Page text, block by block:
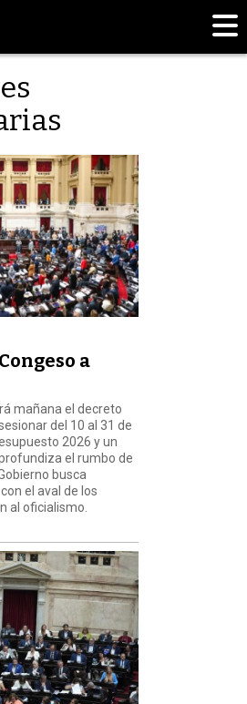
a
mañana el decreto
del 10 al 31 de
2026 y un
el rumbo de
busca
el aval de los
al oficialismo.